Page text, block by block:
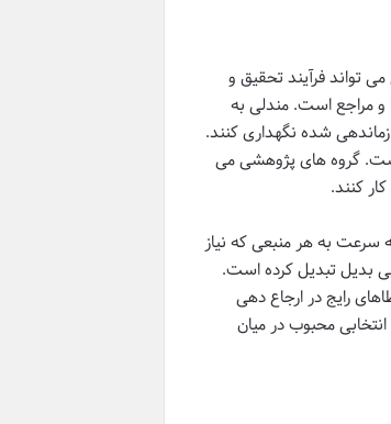
تواند فرآیند تحقیق و
و مراجع است. مندلی به
شده نگهداری کنند.
است. گروه های پژوهشی می
کنند.
سرعت به هر منبعی که نیاز
بی بدیل تبدیل کرده است.
رایج در ارجاع دهی
انتخابی محبوب در میان